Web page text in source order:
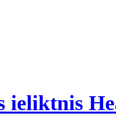
ieliktnis